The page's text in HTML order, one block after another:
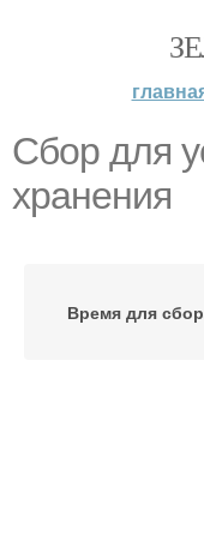
Сбор для
хранения
Время для